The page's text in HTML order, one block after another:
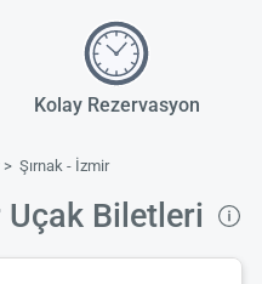
Kolay Rezervasyon
Şırnak - İzmir
Uçak Biletleri